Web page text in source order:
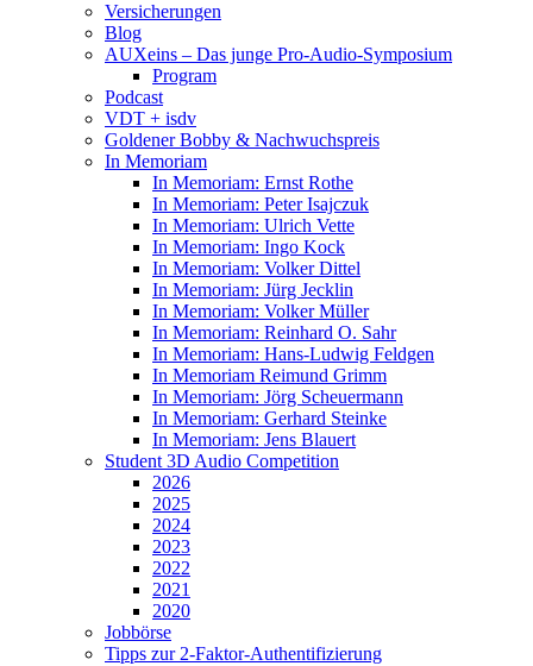
Versicherungen
Blog
AUXeins – Das junge Pro-Audio-Symposium
Program
Podcast
VDT + isdv
Goldener Bobby & Nachwuchspreis
In Memoriam
In Memoriam: Ernst Rothe
In Memoriam: Peter Isajczuk
In Memoriam: Ulrich Vette
In Memoriam: Ingo Kock
In Memoriam: Volker Dittel
In Memoriam: Jürg Jecklin
In Memoriam: Volker Müller
In Memoriam: Reinhard O. Sahr
In Memoriam: Hans-Ludwig Feldgen
In Memoriam Reimund Grimm
In Memoriam: Jörg Scheuermann
In Memoriam: Gerhard Steinke
In Memoriam: Jens Blauert
Student 3D Audio Competition
2026
2025
2024
2023
2022
2021
2020
Jobbörse
Tipps zur 2-Faktor-Authentifizierung